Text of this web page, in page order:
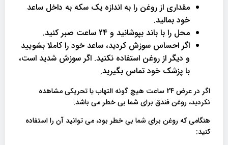
مقداری از روغن را به اندازه یک سکه به داخل ساعد
خود بمالید.
محل را با باند بپوشانید و 24 ساعت صبر کنید.
اگر احساس سوزش کردید، ساعد خود را کاملا بشویید
و دیگر از روغن استفاده نکنید. اگر سوزش شدید است،
با پزشک خود تماس بگیرید.
اگر در عرض 24 ساعت هیچ گونه التهاب یا تحریکی مشاهده
نکردید، روغن فندق برای شما بی خطر می باشد.
هنگامی که روغن برای شما بی خطر بود، می توانید آن را استفاده
کنید: